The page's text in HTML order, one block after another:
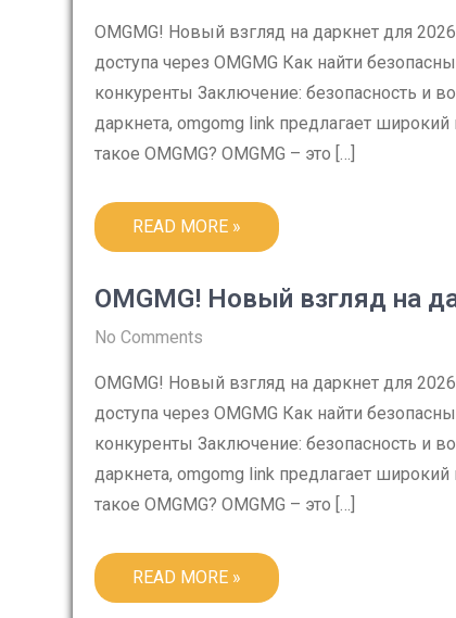
OMGMG! Новый взгляд на даркнет для
доступа через OMGMG Как найти
конкуренты Заключение: безопасность и
даркнета, omgomg link предлагает
такое OMGMG? OMGMG – это […]
READ MORE »
OMGMG! Новый взгляд на
No Comments
OMGMG! Новый взгляд на даркнет для
доступа через OMGMG Как найти
конкуренты Заключение: безопасность и
даркнета, omgomg link предлагает
такое OMGMG? OMGMG – это […]
READ MORE »